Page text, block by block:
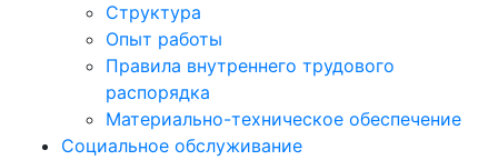
Структура
Опыт работы
Правила внутреннего трудового
распорядка
Материально-техническое обеспечение
Социальное обслуживание